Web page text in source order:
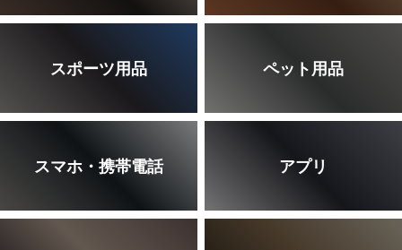
スポーツ用品 ペット用品
スマホ・携帯電話 アプリ